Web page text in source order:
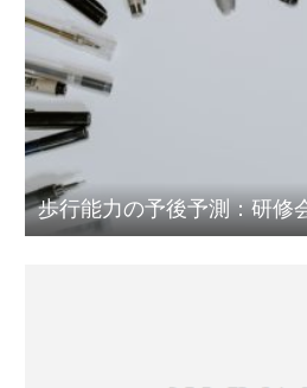
歩行能力の予後予測：研修